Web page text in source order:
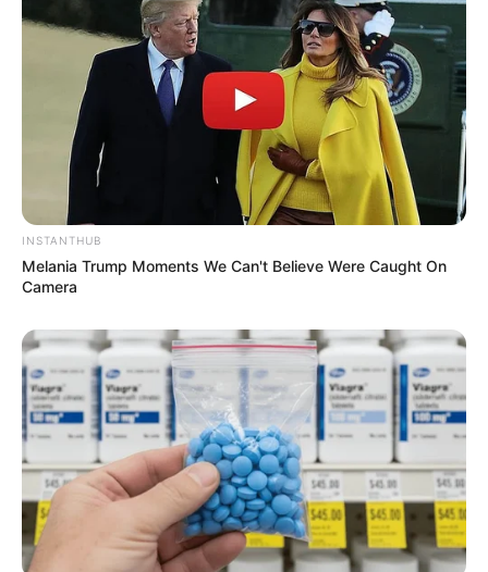
INSTANTHUB
Melania Trump Moments We Can't Believe Were Caught On
Camera